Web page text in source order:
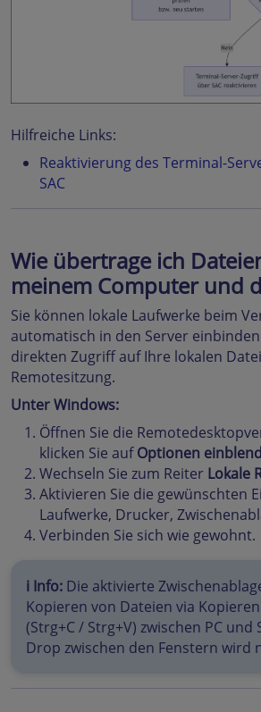
Hilfreiche Links:
Reaktivierung des Terminal-
SAC
Wie übertrage ich
meinem Computer und
Sie können lokale Laufwerke beim
automatisch in den Server
direkten Zugriff auf Ihre lokalen
Remotesitzung.
Unter Windows:
Öffnen Sie die
klicken Sie aufOptionen
Wechseln Sie zum Reiter Lokale
Aktivieren Sie die gewünschten
Laufwerke, Drucker,
Verbinden Sie sich wie gewohnt.
ℹ️ Info: Die aktivierte
Kopieren von Dateien via
(Strg+C / Strg+V) zwischen PC und
Drop zwischen den Fenstern wird